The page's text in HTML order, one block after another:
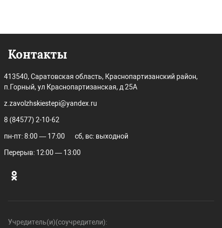
Контакты
413540, Саратовская область, Краснопартизанский район,
п.Горный, ул Краснопартизанская, д 25А
z.zavolzhskiestepi@yandex.ru
8 (84577) 2-10-62
пн-пт: 8:00 — 17:00 сб, вс: выходной
Перерыв: 12:00 — 13:00
Учредитель(и)(соучредители):